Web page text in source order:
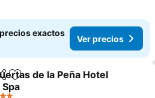
exactos
Ver precios
Agregar a favoritos
de la Peña Hotel
Spa